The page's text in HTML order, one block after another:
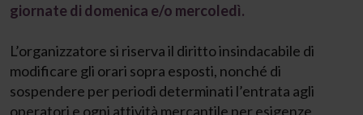
giornate di domenica e/o mercoledì.
L’organizzatore si riserva il diritto insindacabile di
modificare gli orari sopra esposti, nonché di
sospendere per periodi determinati l’entrata agli
operatori e ogni attività mercantile per esigenze